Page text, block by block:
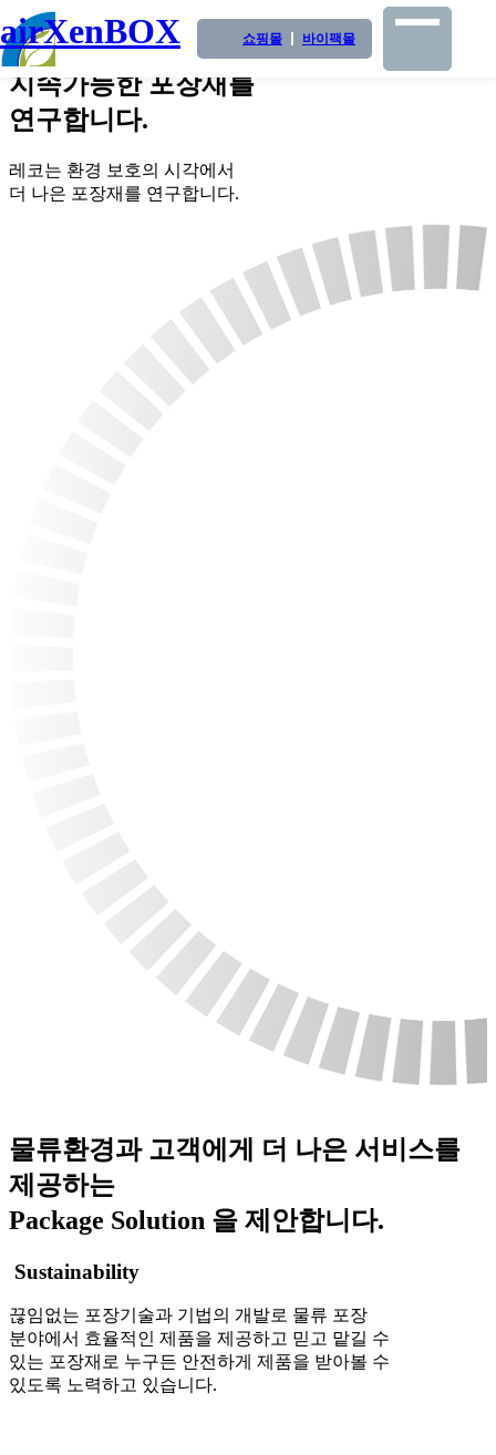
airXenBOX 쇼핑몰 바이팩몰
환경보호의 시각에서
지속가능한 포장재를
연구합니다.
레코는 환경 보호의 시각에서
더 나은 포장재를 연구합니다.
물류환경과 고객에게 더 나은 서비스를
제공하는
Package Solution 을 제안합니다.
Sustainability
끊임없는 포장기술과 기법의 개발로 물류 포장
분야에서 효율적인 제품을 제공하고 믿고 맡길 수
있는 포장재로 누구든 안전하게 제품을 받아볼 수
있도록 노력하고 있습니다.